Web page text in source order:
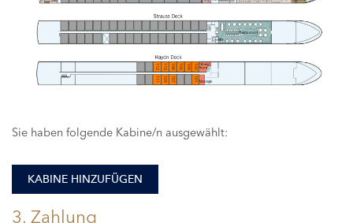
101
102
104
106
107
108
109
110
111
112
Sie haben folgende Kabine/n ausgewählt:
KABINE HINZUFÜGEN
3. Zahlung